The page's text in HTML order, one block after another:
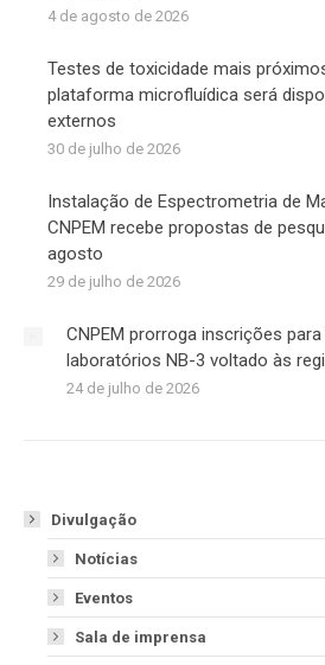
4 de agosto de 2026
Testes de toxicidade mais
plataforma microfluídica será
externos
30 de julho de 2026
Instalação de Espectrometria de
CNPEM recebe propostas de
agosto
29 de julho de 2026
CNPEM prorroga inscrições
laboratórios NB-3 voltado às
24 de julho de 2026
Divulgação
Notícias
Eventos
Sala de imprensa